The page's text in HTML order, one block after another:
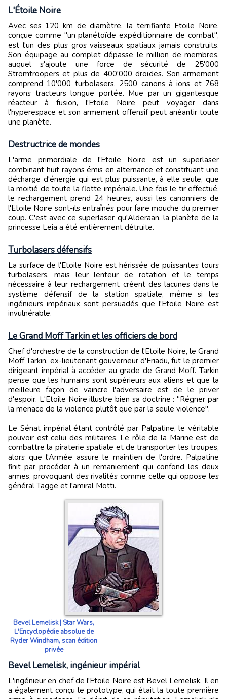
L'Étoile Noire
Avec ses 120 km de diamètre, la terrifiante Etoile Noire,
conçue comme "un planétoïde expéditionnaire de combat",
est l'un des plus gros vaisseaux spatiaux jamais construits.
Son équipage au complet dépasse le million de membres,
auquel s'ajoute une force de sécurité de 25'000
Stromtroopers et plus de 400'000 droïdes. Son armement
comprend 10'000 turbolasers, 2500 canons à ions et 768
rayons tracteurs longue portée. Mue par un gigantesque
réacteur à fusion, l'Etoile Noire peut voyager dans
l'hyperespace et son armement offensif peut anéantir toute
une planète.
Destructrice de mondes
L'arme primordiale de l'Etoile Noire est un superlaser
combinant huit rayons émis en alternance et constituant une
décharge d'énergie qui est plus puissante, à elle seule, que
la moitié de toute la flotte impériale. Une fois le tir effectué,
le rechargement prend 24 heures, aussi les canonniers de
l'Etoile Noire sont-ils entraînés pour faire mouche du premier
coup. C'est avec ce superlaser qu'Alderaan, la planète de la
princesse Leia a été entièrement détruite.
Turbolasers défensifs
La surface de l'Etoile Noire est hérissée de puissantes tours
turbolasers, mais leur lenteur de rotation et le temps
nécessaire à leur rechargement créent des lacunes dans le
système défensif de la station spatiale, même si les
ingénieurs impériaux sont persuadés que l'Etoile Noire est
invulnérable.
Le Grand Moff Tarkin et les officiers de bord
Chef d'orchestre de la construction de l'Etoile Noire, le Grand
Moff Tarkin, ex-lieutenant gouverneur d'Eriadu, fut le premier
dirigeant impérial à accéder au grade de Grand Moff. Tarkin
pense que les humains sont supérieurs aux aliens et que la
meilleure façon de vaincre l'adversaire est de le priver
d'espoir. L'Etoile Noire illustre bien sa doctrine : "Régner par
la menace de la violence plutôt que par la seule violence".
Le Sénat impérial étant contrôlé par Palpatine, le véritable
pouvoir est celui des militaires. Le rôle de la Marine est de
combattre la piraterie spatiale et de transporter les troupes,
alors que l'Armée assure le maintien de l'ordre. Palpatine
finit par procéder à un remaniement qui confond les deux
armes, provoquant des rivalités comme celle qui oppose les
général Tagge et l'amiral Motti.
Bevel Lemelisk | Star Wars,
L'Encyclopédie absolue de
Ryder Windham, scan édition
privée
Bevel Lemelisk, ingénieur impérial
L'ingénieur en chef de l'Etoile Noire est Bevel Lemelisk. Il en
a également conçu le prototype, qui était la toute première